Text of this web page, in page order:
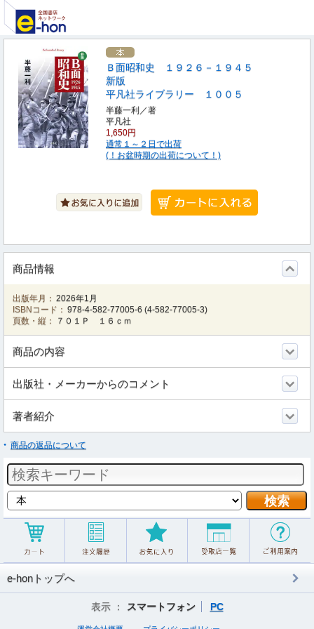
Ｂ面昭和史 １９２６－１９４５
新版
平凡社ライブラリー １００５
半藤一利／著
平凡社
1,650円
通常１～２日で出荷
(！お盆時期の出荷について！)
商品情報
出版年月： 2026年1月
ISBNコード： 978-4-582-77005-6 (4-582-77005-3)
頁数・縦：
７０１Ｐ １６ｃｍ
商品の内容
出版社・メーカーからのコメント
著者紹介
商品の返品について
e-honトップへ
表示 ： スマートフォン PC